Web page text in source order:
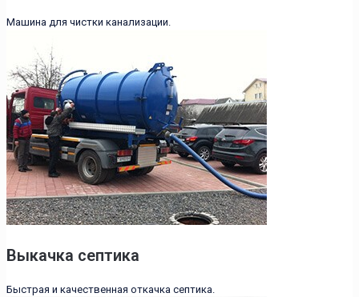
Машина для чистки канализации.
Выкачка септика
Быстрая и качественная откачка септика.